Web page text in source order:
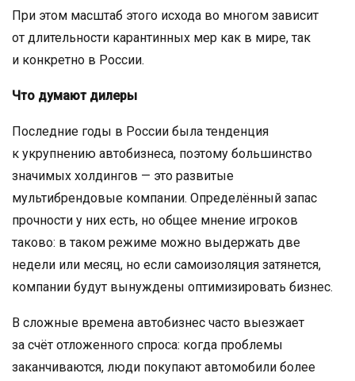
При этом масштаб этого исхода во многом зависит
от длительности карантинных мер как в мире, так
и конкретно в России.
Что думают дилеры
Последние годы в России была тенденция
к укрупнению автобизнеса, поэтому большинство
значимых холдингов — это развитые
мультибрендовые компании. Определённый запас
прочности у них есть, но общее мнение игроков
таково: в таком режиме можно выдержать две
недели или месяц, но если самоизоляция затянется,
компании будут вынуждены оптимизировать бизнес.
В сложные времена автобизнес часто выезжает
за счёт отложенного спроса: когда проблемы
заканчиваются, люди покупают автомобили более